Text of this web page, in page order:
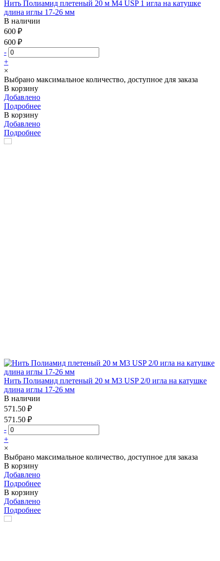
Нить Полиамид плетеный 20 м М4 USP 1 игла на катушке
длина иглы 17-26 мм
В наличии
600 ₽
600 ₽
-
+
×
Выбрано максимальное количество, доступное для заказа
В корзину
Добавлено
Подробнее
В корзину
Добавлено
Подробнее
Нить Полиамид плетеный 20 м М3 USP 2/0 игла на катушке
длина иглы 17-26 мм
В наличии
571.50 ₽
571.50 ₽
-
+
×
Выбрано максимальное количество, доступное для заказа
В корзину
Добавлено
Подробнее
В корзину
Добавлено
Подробнее